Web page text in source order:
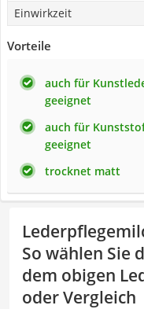
Einwirkzeit
Vorteile
auch für
geeignet
auch für
geeignet
trocknet matt
So wählen Sie
dem obigen
oder Vergleich